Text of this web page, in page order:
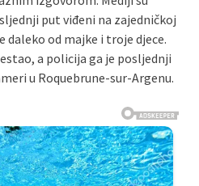
put viđeni na zajedničkoj
daleko od majke i troje djece.
a policija ga je posljednji
u Roquebrune-sur-Argenu.